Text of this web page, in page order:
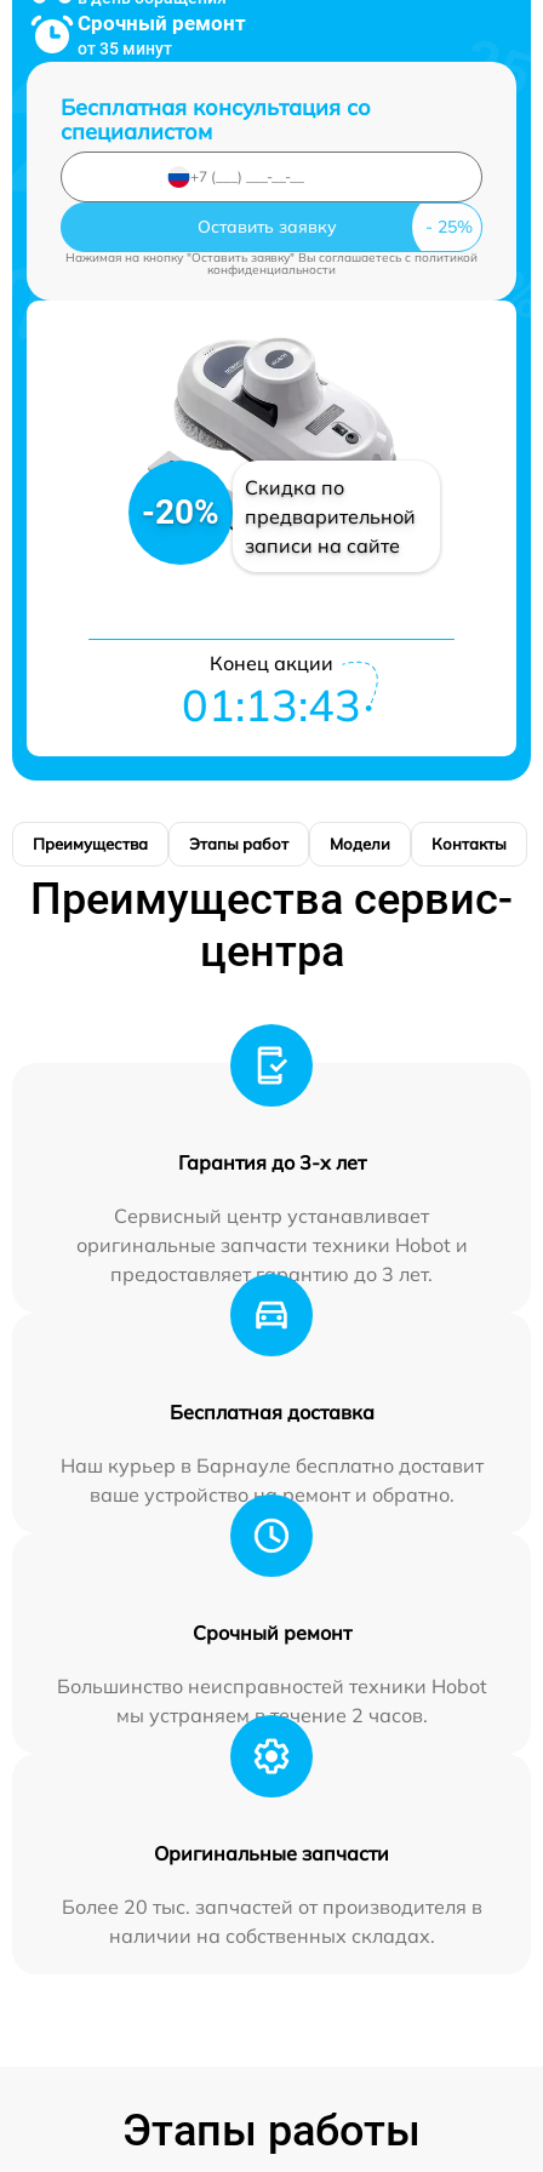
Срочный ремонт
от 35 минут
Бесплатная консультация со
специалистом
Оставить заявку
Нажимая на кнопку "Оставить заявку" Вы соглашаетесь cполитикой
конфиденциальности
-20%
Скидка по
предварительной
записи на сайте
Конец акции
01:13:42
Преимущества Этапы работ Модели Контакты
Преимущества сервис-
центра
Гарантия до 3-х лет
Сервисный центр устанавливает
оригинальные запчасти техники Hobot и
предоставляет гарантию до 3 лет.
Бесплатная доставка
Наш курьер в Барнауле бесплатно доставит
ваше устройство на ремонт и обратно.
Срочный ремонт
Большинство неисправностей техники Hobot
мы устраняем в течение 2 часов.
Оригинальные запчасти
Более 20 тыс. запчастей от производителя в
наличии на собственных складах.
Этапы работы